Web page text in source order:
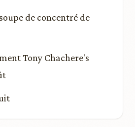
de concentré de
Tony Chachere's